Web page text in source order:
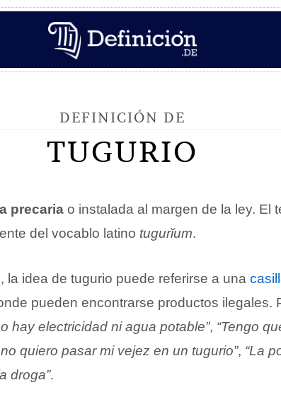
DEFINICIÓN DE
TUGURIO
precaria o instalada al margen de la ley. El
del vocablo latino tugurĭum.
la idea de tugurio puede referirse a una
pueden encontrarse productos ilegales.
hay electricidad ni agua potable”, “Tengo
quiero pasar mi vejez en un tugurio”, “La
droga”.